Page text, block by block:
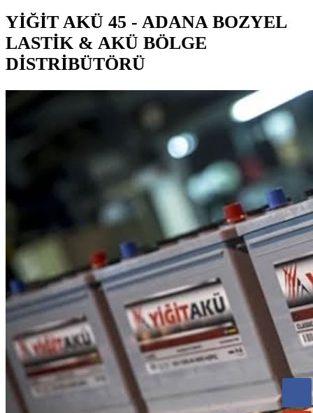
YIĞIT AKÜ 45 - ADANA BOZYEL
LASTIK & AKÜ BÖLGE
DISTRIBÜTÖRÜ